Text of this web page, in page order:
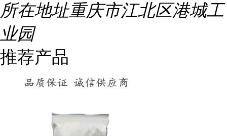
所在地址重庆市江北区港城工
业园
推荐产品